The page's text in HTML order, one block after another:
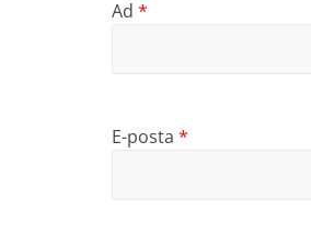
Ad *
E-posta *